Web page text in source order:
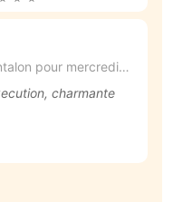
pour mercredi
charmante